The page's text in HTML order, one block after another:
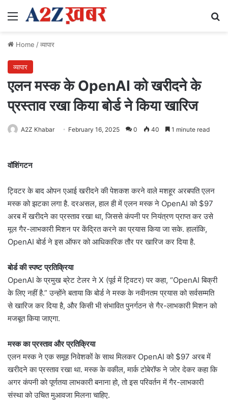
Menu
Home /व्यापार
व्यापार
एलन मस्क के OpenAI को खरीदने के
प्रस्ताव रखा किया बोर्ड ने किया खारिज
A2Z Khabar February 16, 2025 0 40 1 minute read
वॉशिंगटन
ट्विटर के बाद ओपन एआई खरीदने की पेशकश करने वाले मशहूर अरबपति एलन
मस्क को झटका लगा है. दरअसल, हाल ही में एलन मस्क ने OpenAI को $97
अरब में खरीदने का प्रस्ताव रखा था, जिससे कंपनी पर नियंत्रण प्राप्त कर उसे
मूल गैर-लाभकारी मिशन पर केंद्रित करने का प्रयास किया जा सके. हालांकि,
OpenAI बोर्ड ने इस ऑफर को आधिकारिक तौर पर खारिज कर दिया है.
बोर्ड की स्पष्ट प्रतिक्रिया
OpenAI के प्रमुख ब्रेट टेलर ने X (पूर्व में ट्विटर) पर कहा, “OpenAI बिक्री
के लिए नहीं है.” उन्होंने बताया कि बोर्ड ने मस्क के नवीनतम प्रयास को सर्वसम्मति
से खारिज कर दिया है, और किसी भी संभावित पुनर्गठन से गैर-लाभकारी मिशन को
मजबूत किया जाएगा.
मस्क का प्रस्ताव और प्रतिक्रिया
एलन मस्क ने एक समूह निवेशकों के साथ मिलकर OpenAI को $97 अरब में
खरीदने का प्रस्ताव रखा था. मस्क के वकील, मार्क टोबेरॉफ ने जोर देकर कहा कि
अगर कंपनी को पूर्णतया लाभकारी बनाना हो, तो इस परिवर्तन में गैर-लाभकारी
संस्था को उचित मुआवजा मिलना चाहिए.